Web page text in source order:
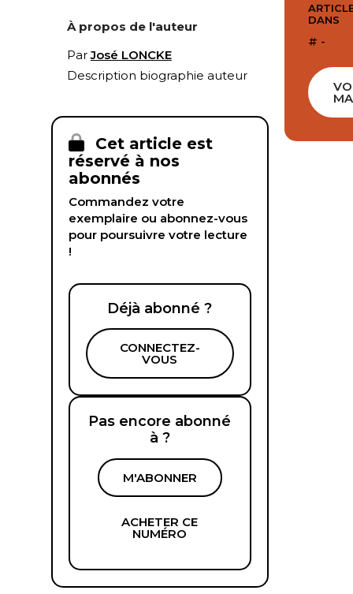
À propos de l'auteur
ParJosé LONCKE
Description biographie auteur
Cet article est
réservé à nos
abonnés
Commandez votre
exemplaire ou abonnez-vous
pour poursuivre votre lecture
!
Déjà abonné ?
CONNECTEZ-
VOUS
Pas encore abonné
à ?
M'ABONNER
ACHETER CE
NUMÉRO
DANS
# -